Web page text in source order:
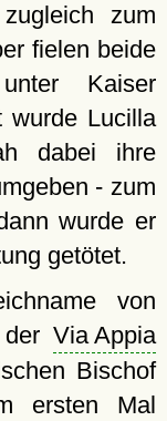
zum
fielen beide
Kaiser
wurde Lucilla
dabei ihre
- zum
wurde er
getötet.
von
Via Appia
Bischof
ersten Mal